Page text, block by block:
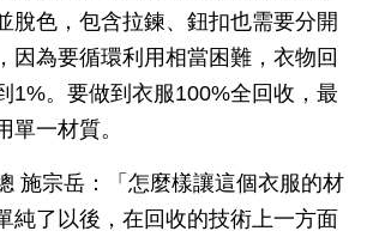
脫色，包含拉鍊、鈕扣也需要分開
因為要循環利用相當困難，衣物回
1%。要做到衣服100%全回收，最
單一材質。
施宗岳：「怎麼樣讓這個衣服的材
純了以後，在回收的技術上一方面